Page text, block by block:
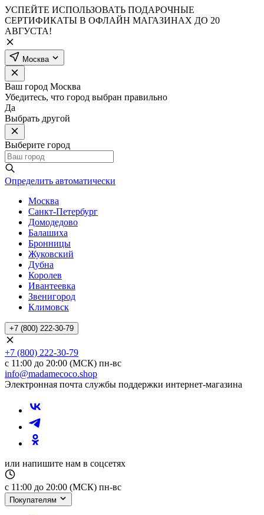
УСПЕЙТЕ ИСПОЛЬЗОВАТЬ ПОДАРОЧНЫЕ
СЕРТИФИКАТЫ В ОФЛАЙН МАГАЗИНАХ ДО 20
АВГУСТА!
Москва
Ваш город Москва
Убедитесь, что город выбран правильно
Да
Выбрать другой
Выберите город
Определить автоматически
Москва
Санкт-Петербург
Домодедово
Балашиха
Бронницы
Жуковский
Дубна
Королев
Ивантеевка
Звенигород
Климовск
+7 (800) 222-30-79
+7 (800) 222-30-79
с 11:00 до 20:00 (МСК) пн-вс
info@madamecoco.shop
Электронная почта службы поддержки интернет-магазина
или напишите нам в соцсетях
с 11:00 до 20:00 (МСК) пн-вс
Покупателям